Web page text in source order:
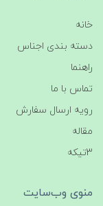
خانه
دسته بندی اجناس
راهنما
تماس با ما
رویه ارسال سفارش
مقاله
3تیکه
منوی وب‌سایت